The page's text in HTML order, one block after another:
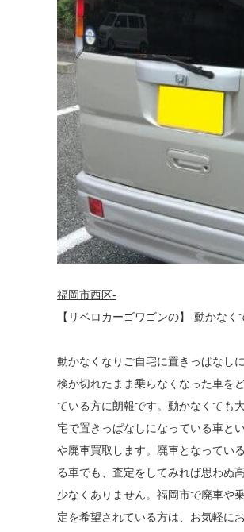
福岡市西区-
【リベロカーゴワゴンの】-動かな
動かなくなりご自宅に置きっぱなし
検が切れたまま乗らなくなった車を
ている方に朗報です。動かなくても
宅で置きっぱなしになっている車と
や廃車買取します。廃車となってい
る車でも、査定をしてみれば思わぬ
少なくありません。福岡市で廃車や
定を希望されている方は、お気軽に